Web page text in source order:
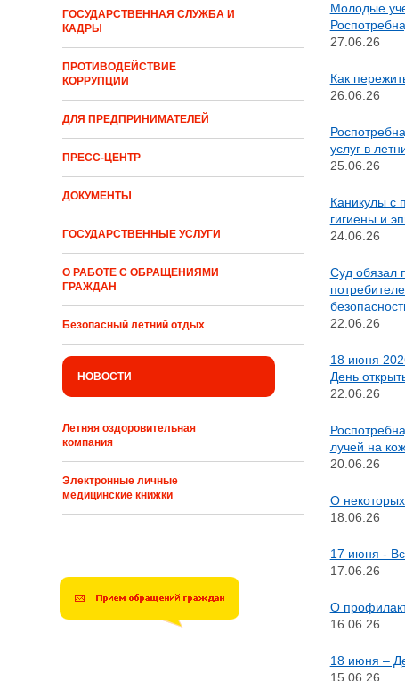
ГОСУДАРСТВЕННАЯ СЛУЖБА И
КАДРЫ
ПРОТИВОДЕЙСТВИЕ
КОРРУПЦИИ
ДЛЯ ПРЕДПРИНИМАТЕЛЕЙ
ПРЕСС-ЦЕНТР
ДОКУМЕНТЫ
ГОСУДАРСТВЕННЫЕ УСЛУГИ
О РАБОТЕ С ОБРАЩЕНИЯМИ
ГРАЖДАН
Безопасный летний отдых
НОВОСТИ
Летняя оздоровительная
компания
Электронные личные
медицинские книжки
Молодые
27.06.26
Как
26.06.26
услуг в
25.06.26
Каникулы с
гигиены и
24.06.26
Суд обязал
22.06.26
18 июня
День
22.06.26
лучей на
20.06.26
О
18.06.26
17 июня -
17.06.26
О
16.06.26
18 июня –
15.06.26